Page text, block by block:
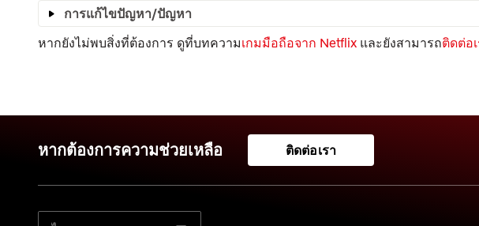
การแก้ไขปัญหา/ปัญหา
หากยังไม่พบสิ่งที่ต้องการ ดูที่บทความเกมมือถือจาก Netflix และยังสามารถติดต่อ
หากต้องการความช่วยเหลือ ติดต่อเรา
เลือกภาษาที่ต้องการ: